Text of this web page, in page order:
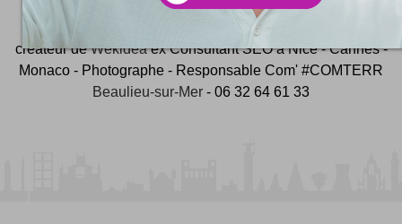
et ambassadeur#CotedAzurFrance
créateur deWekideaex Consultant SEO à Nice - Cannes -
Monaco - Photographe - Responsable Com' #COMTERR
Beaulieu-sur-Mer - 06 32 64 61 33